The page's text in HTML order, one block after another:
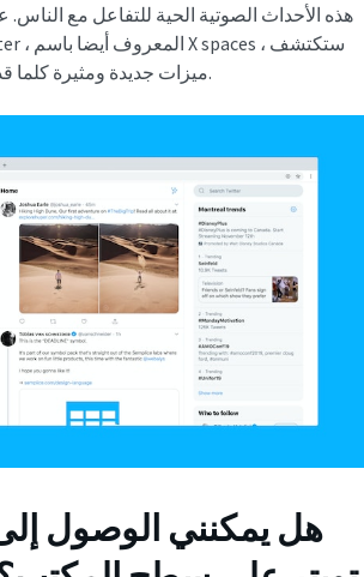
هذه الأحداث الصوتية الحية للتفاعل مع الناس.
ميزات جديدة ومثيرة كلما قدمت المنصة أيا منها.
هل يمكنني الوصول